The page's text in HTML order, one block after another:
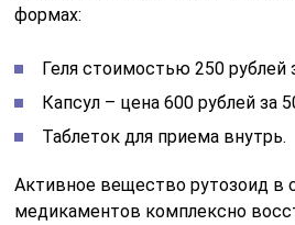
формах:
Геля стоимостью 250 рублей
Капсул – цена 600 рублей за
Таблеток для приема внутрь.
Активное вещество рутозоид в
медикаментов комплексно